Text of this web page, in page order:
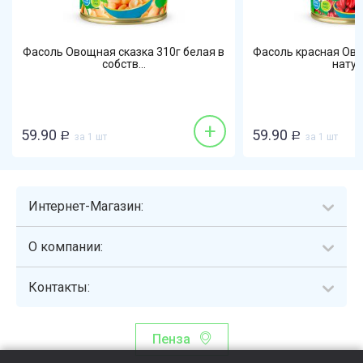
Фасоль Овощная сказка 310г белая в
собств...
59.90 Р за 1 шт +
Фасоль красная
59.90 Р за 1 шт
Интернет-Магазин:
О компании:
Контакты:
Пенза